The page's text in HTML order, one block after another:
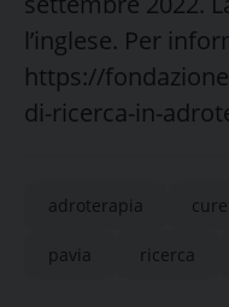
l’inglese. Per
https://
di-ricerca-in-
adroterapia cure
pavia ricerca